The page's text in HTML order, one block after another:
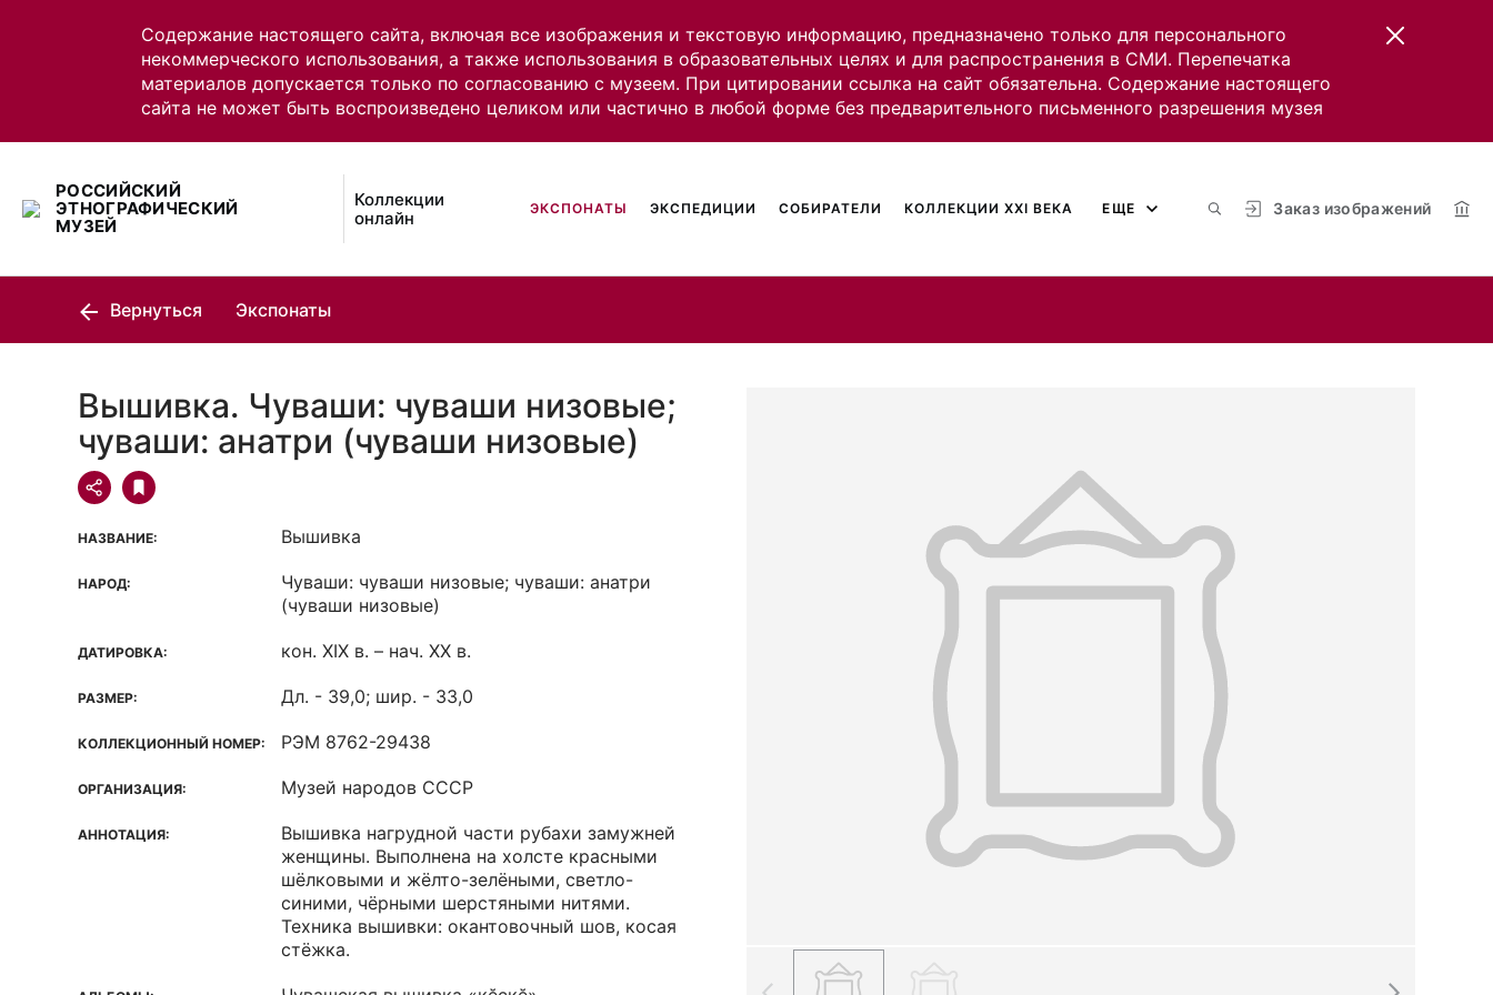
Содержание настоящего сайта, включая все изображения и текстовую информацию, предназначено только для персонального
некоммерческого использования, а также использования в образовательных целях и для распространения в СМИ. Перепечатка
материалов допускается только по согласованию с музеем. При цитировании ссылка на сайт обязательна. Содержание настоящего
сайта не может быть воспроизведено целиком или частично в любой форме без предварительного письменного разрешения музея
РОССИЙСКИЙ
ЭТНОГРАФИЧЕСКИЙ
МУЗЕЙ
Коллекции
онлайн
Заказ изображений
ЭКСПОНАТЫ ЭКСПЕДИЦИИ СОБИРАТЕЛИ КОЛЛЕКЦИИ XXI ВЕКА ЕЩЕ
Вернуться Экспонаты
Вышивка. Чуваши: чуваши низовые;
чуваши: анатри (чуваши низовые)
НАЗВАНИЕ: Вышивка
НАРОД:
Чуваши: чуваши низовые; чуваши: анатри
(чуваши низовые)
ДАТИРОВКА: кон. XIX в. – нач. XX в.
РАЗМЕР: Дл. - 39,0; шир. - 33,0
КОЛЛЕКЦИОННЫЙ НОМЕР: РЭМ 8762-29438
ОРГАНИЗАЦИЯ: Музей народов СССР
АННОТАЦИЯ:
Вышивка нагрудной части рубахи замужней
женщины. Выполнена на холсте красными
шёлковыми и жёлто-зелёными, светло-
синими, чёрными шерстяными нитями.
Техника вышивки: окантовочный шов, косая
стёжка.